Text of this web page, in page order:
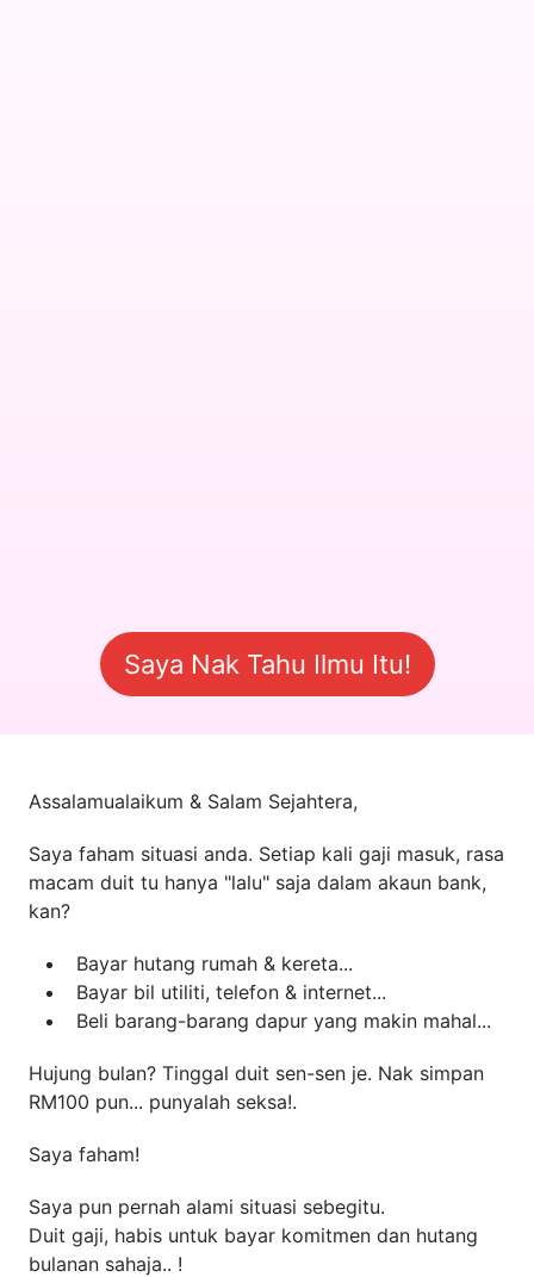
Saya Nak Tahu Ilmu Itu!
Assalamualaikum & Salam Sejahtera,
Saya faham situasi anda. Setiap kali gaji masuk, rasa
macam duit tu hanya "lalu" saja dalam akaun bank,
kan?
Bayar hutang rumah & kereta...
Bayar bil utiliti, telefon & internet...
Beli barang-barang dapur yang makin mahal...
Hujung bulan? Tinggal duit sen-sen je. Nak simpan
RM100 pun... punyalah seksa!.
Saya faham!
Saya pun pernah alami situasi sebegitu.
Duit gaji, habis untuk bayar komitmen dan hutang
bulanan sahaja.. !